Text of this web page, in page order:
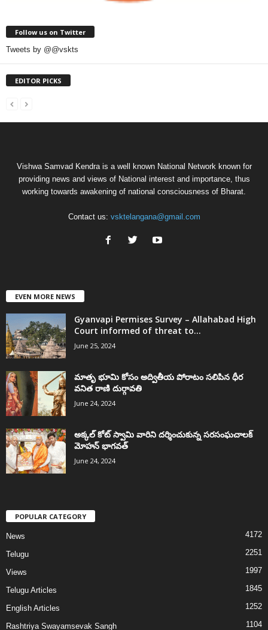
Follow us on Twitter
Tweets by @@vskts
EDITOR PICKS
Vishwa Samvad Kendra is a well known National Network known for
providing news and views of National interest and importance, thus
working towards awakening of national consciousness of Bharat.
Contact us: vsktelangana@gmail.com
EVEN MORE NEWS
Gyanvapi Permises Survey – Allahabad High
Court informed of threat to...
June 25, 2024
మాతృ భూమి కోసం అద్వితీయ పోరాటం సలిపిన ధీర
వనిత రాణి దుర్గావతి
June 24, 2024
అక్కల్‌ కోట్‌ స్వామి వారిని దర్శించుకున్న సరసంఘచాలక్
మోహన్ భాగవత్
June 24, 2024
POPULAR CATEGORY
News 4172
Telugu 2251
Views 1997
Telugu Articles 1845
English Articles 1252
Rashtriya Swayamsevak Sangh 1104